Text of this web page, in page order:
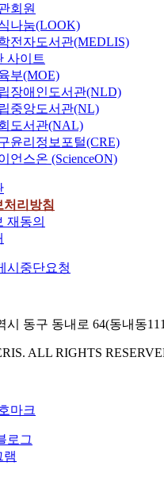
회원
나눔(LOOK)
전자도서관(MEDLIS)
사이트
부(MOE)
장애인도서관(NLD)
중앙도서관(NL)
도서관(NAL)
윤리정보포털(CRE)
언스온 (ScienceON)
처리방침
재동의
시중단요청
시 동구 동내로 64(동내동
ALL RIGHTS
로그
램